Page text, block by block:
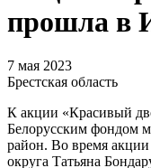
прошла в
7 мая 2023
Брестская область
К акции «Красивый
Белорусским фондом
район. Во время акции
округа Татьяна